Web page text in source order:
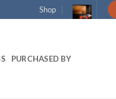
Shop
PURCHASED BY